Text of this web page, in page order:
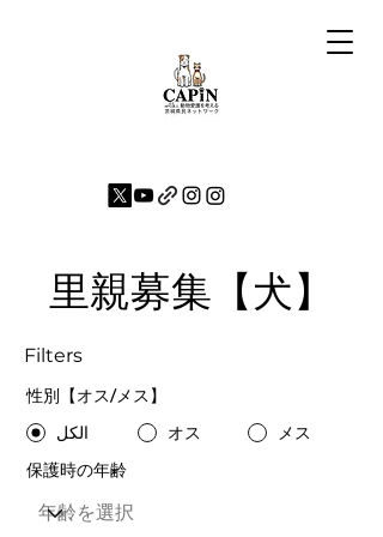
里親募集【犬】
Filters
性別【オス/メス】
الكل
オス
メス
保護時の年齢